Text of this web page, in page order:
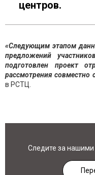
центров.
«Следующим этапом
предложений
подготовлен проект
рассмотрения совместно
в РСТЦ.
Следите за